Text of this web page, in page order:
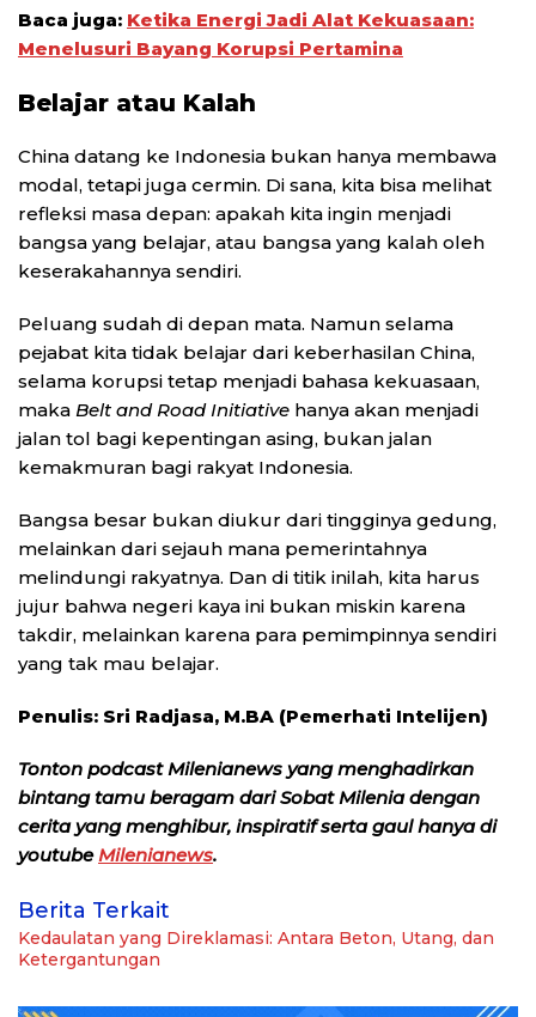
Baca juga: Ketika Energi Jadi Alat Kekuasaan:
Menelusuri Bayang Korupsi Pertamina
Belajar atau Kalah
China datang ke Indonesia bukan hanya membawa
modal, tetapi juga cermin. Di sana, kita bisa melihat
refleksi masa depan: apakah kita ingin menjadi
bangsa yang belajar, atau bangsa yang kalah oleh
keserakahannya sendiri.
Peluang sudah di depan mata. Namun selama
pejabat kita tidak belajar dari keberhasilan China,
selama korupsi tetap menjadi bahasa kekuasaan,
maka Belt and Road Initiative hanya akan menjadi
jalan tol bagi kepentingan asing, bukan jalan
kemakmuran bagi rakyat Indonesia.
Bangsa besar bukan diukur dari tingginya gedung,
melainkan dari sejauh mana pemerintahnya
melindungi rakyatnya. Dan di titik inilah, kita harus
jujur bahwa negeri kaya ini bukan miskin karena
takdir, melainkan karena para pemimpinnya sendiri
yang tak mau belajar.
Penulis: Sri Radjasa, M.BA (Pemerhati Intelijen)
Tonton podcast Milenianews yang menghadirkan
bintang tamu beragam dari Sobat Milenia dengan
cerita yang menghibur, inspiratif serta gaul hanya di
youtube Milenianews.
Berita Terkait
Kedaulatan yang Direklamasi: Antara Beton, Utang, dan
Ketergantungan